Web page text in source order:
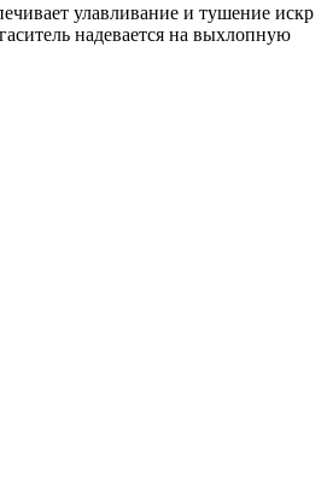
улавливание и тушение искр
надевается на выхлопную